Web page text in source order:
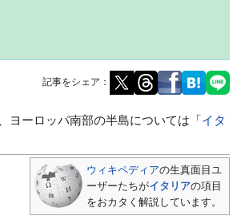
記事をシェア：
ヨーロッパ南部の半島については「イタ
ウィキペディアの生真面目ユ
ーザーたちがイタリアの項目
をおカタく解説しています。